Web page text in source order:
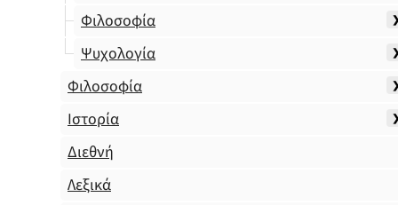
Φιλοσοφία
Ψυχολογία
Φιλοσοφία
Ιστορία
Διεθνή
Λεξικά